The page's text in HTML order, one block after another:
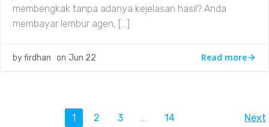
membengkak tanpa adanya kejelasan hasil? Anda
membayar lembur agen, […]
by firdhan on Jun 22 Read more
Posts Page
1 Page
2 Page
3 … Page
14 Next